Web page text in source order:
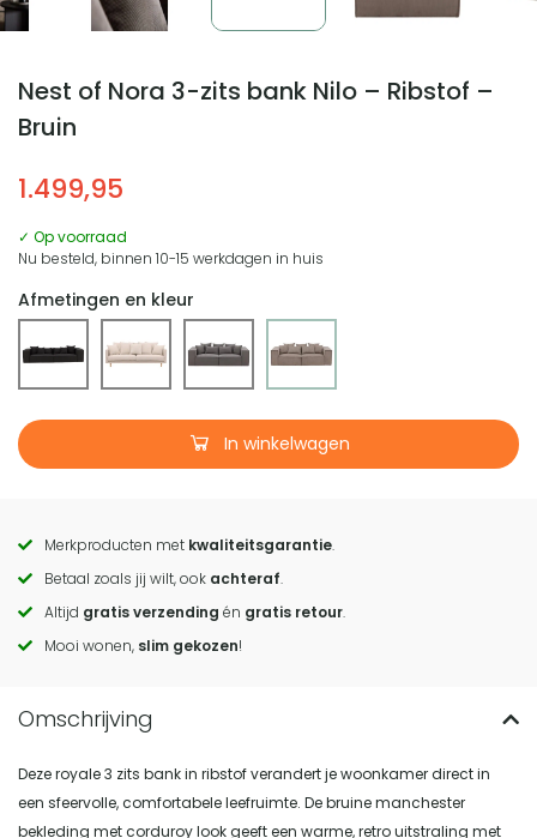
Nest of Nora 3-zits bank Nilo – Ribstof –
Bruin
1.499,95
✓ Op voorraad
Nu besteld, binnen 10-15 werkdagen in huis
Afmetingen en kleur
In winkelwagen
Call
to
actions
Merkproducten met kwaliteitsgarantie.
Betaal zoals jij wilt, ook achteraf.
Altijd gratis verzending én gratis retour.
Mooi wonen, slim gekozen!
Deze royale 3 zits bank in ribstof verandert je woonkamer direct in
een sfeervolle, comfortabele leefruimte. De bruine manchester
bekleding met corduroy look geeft een warme, retro uitstraling met